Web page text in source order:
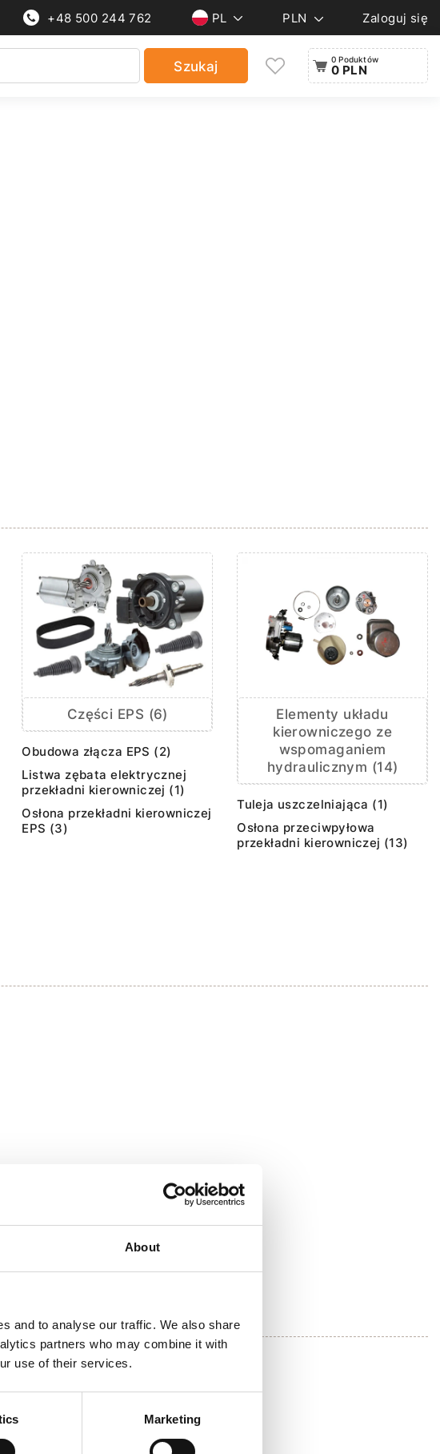
About
and to analyse our traffic. We also share
partners who may combine it with
use of their services.
Marketing
+48 500 244 762 PL PLN Zaloguj się
Szukaj 0 Poduktów
0 PLN
Części EPS (6)
Obudowa złącza EPS (2)
Listwa zębata elektrycznej
przekładni kierowniczej (1)
Osłona przekładni kierowniczej
EPS (3)
Elementy układu
kierowniczego ze
wspomaganiem
hydraulicznym (14)
Tuleja uszczelniająca (1)
Osłona przeciwpyłowa
przekładni kierowniczej (13)